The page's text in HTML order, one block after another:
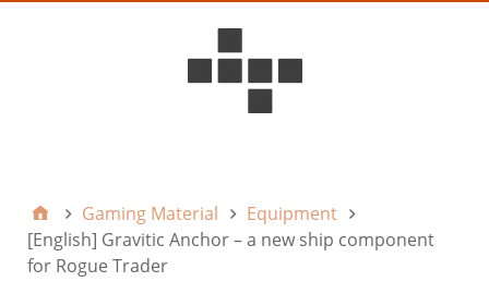
Gaming Material
Equipment
[English] Gravitic Anchor – a new ship component
for Rogue Trader